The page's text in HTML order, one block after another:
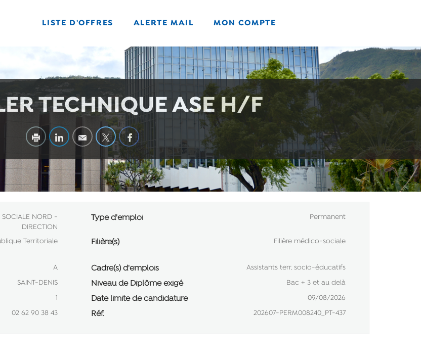
LISTE D'OFFRES ALERTE MAIL MON COMPTE
TECHNIQUE ASE H/F
SOCIALE NORD -
DIRECTION
Type d'emploi Permanent
Territoriale Filière(s) Filière médico-sociale
A Cadre(s) d'emplois Assistants terr. socio-éducatifs
SAINT-DENIS Niveau de Diplôme exigé Bac + 3 et au delà
1 Date limite de candidature 09/08/2026
02 62 90 38 43 Réf. 202607-PERM008240_PT-437